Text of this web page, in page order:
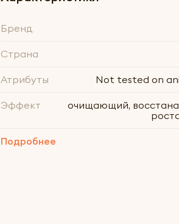
Бренд
Страна
Атрибуты Not tested on
Эффект
очищающий,
Подробнее